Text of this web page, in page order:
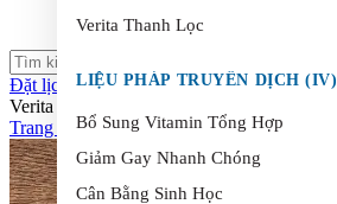
Verita Thanh Lọc
LIỆU PHÁP TRUYỀN DỊCH (IV)
Bổ Sung Vitamin Tổng Hợp
Giảm Gay Nhanh Chóng
Cân Bằng Sinh Học
Đặt lịch ngay
Verita Rạng Rỡ
Trang chủ>Verita Rạng Rỡ